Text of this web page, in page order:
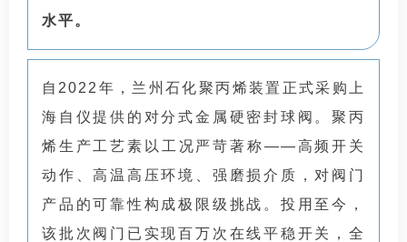
水平。
自2022年，兰州石化聚丙烯装置正式采购上
海自仪提供的对分式金属硬密封球阀。聚丙
烯生产工艺素以工况严苛著称——高频开关
动作、高温高压环境、强磨损介质，对阀门
产品的可靠性构成极限级挑战。投用至今，
该批次阀门已实现百万次在线平稳开关，全